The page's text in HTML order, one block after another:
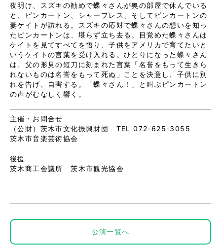
夜明け、スズキの勧めで蝶々さんが奥の部屋で休んでいる
と、ピンカートン、シャープレス、そしてピンカートンの
妻ケイトが訪れる。スズキの応対で蝶々さんの想いを知っ
たピンカートンは、堪らず立ち去る。目覚めた蝶々さんは
ケイトを見てすべてを悟り、子供をアメリカで育てたいと
いうケイトの言葉を受け入れる。ひとりになった蝶々さん
は、父の形見の短刀に刻まれた言葉「名誉をもって生きら
れないものは名誉をもって死ぬ」ことを決意し、子供に別
れを告げ、自害する。「蝶々さん！」と叫ぶピンカートン
の声がむなしく響く。
主催・お問合せ
（公財）茨木市文化振興財団 TEL 072-625-3055
茨木市音楽芸術協会
後援
茨木商工会議所 茨木市観光協会
公演一覧へ